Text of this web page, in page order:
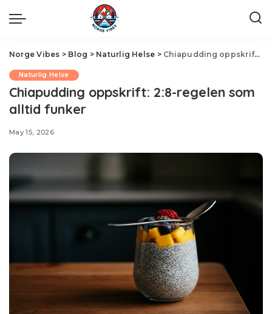
Norge Vibes > Blog > Naturlig Helse > Chiapudding oppskrift: 2:8-regelen som alltid funker
Naturlig Helse
Chiapudding oppskrift: 2:8-regelen som
alltid funker
May 15, 2026